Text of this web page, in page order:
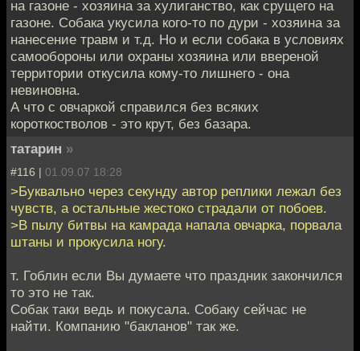
на газоне - хозяина за хулиганство, как срущего на
газоне. Собака укусила кого-то по дури - хозяина за
нанесение травм и т.д. Но и если собака в условиях
самообороны или охраны хозяина или ввереной
территории откусила кому-то лишнего - она
невиновна.
А что с овчаркой справился без всяких
короткостволов - это крут, без базара.
татарин »
#116 | 01.09.07 18:28
>Буквально через секунду автор реплики лежал без
чувств, а остальные жестоко страдали от побоев.
>В пылу битвы на камрада напала овчарка, порвала
штаны и прокусила ногу.
т. Гоблин если Вы думаете что праздник закончился
то это не так.
Собак таки ведь и покусала. Собаку сейчас не
найти. Компанию "бакланов" так же.